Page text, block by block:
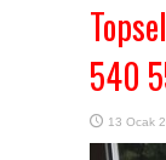
540
13 Ocak